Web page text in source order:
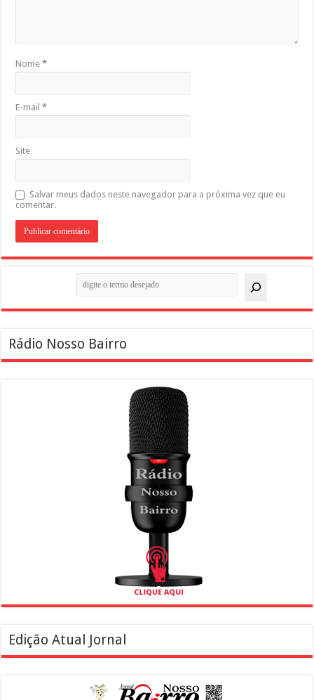
Nome*
E-mail*
Site
Salvar meus dados neste navegador para a próxima vez que eu
comentar.
Rádio Nosso Bairro
Edição Atual Jornal